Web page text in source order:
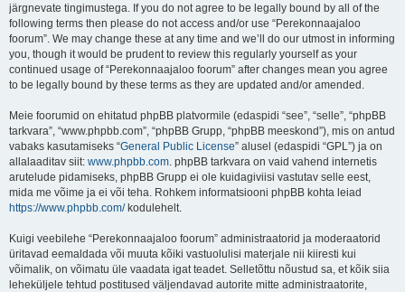
järgnevate tingimustega. If you do not agree to be legally bound by all of the
following terms then please do not access and/or use “Perekonnaajaloo
foorum”. We may change these at any time and we’ll do our utmost in informing
you, though it would be prudent to review this regularly yourself as your
continued usage of “Perekonnaajaloo foorum” after changes mean you agree
to be legally bound by these terms as they are updated and/or amended.
Meie foorumid on ehitatud phpBB platvormile (edaspidi “see”, “selle”, “phpBB
tarkvara”, “www.phpbb.com”, “phpBB Grupp, “phpBB meeskond”), mis on antud
vabaks kasutamiseks “General Public License” alusel (edaspidi “GPL”) ja on
allalaaditav siit: www.phpbb.com. phpBB tarkvara on vaid vahend internetis
arutelude pidamiseks, phpBB Grupp ei ole kuidagiviisi vastutav selle eest,
mida me võime ja ei või teha. Rohkem informatsiooni phpBB kohta leiad
https://www.phpbb.com/kodulehelt.
Kuigi veebilehe “Perekonnaajaloo foorum” administraatorid ja moderaatorid
üritavad eemaldada või muuta kõiki vastuolulisi materjale nii kiiresti kui
võimalik, on võimatu üle vaadata igat teadet. Selletõttu nõustud sa, et kõik siia
leheküljele tehtud postitused väljendavad autorite mitte administraatorite,